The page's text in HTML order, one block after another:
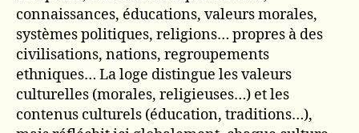
connaissances, éducations, valeurs morales,
systèmes politiques, religions… propres à des
civilisations, nations, regroupements
ethniques… La loge distingue les valeurs
culturelles (morales, religieuses…) et les
contenus culturels (éducation, traditions…),